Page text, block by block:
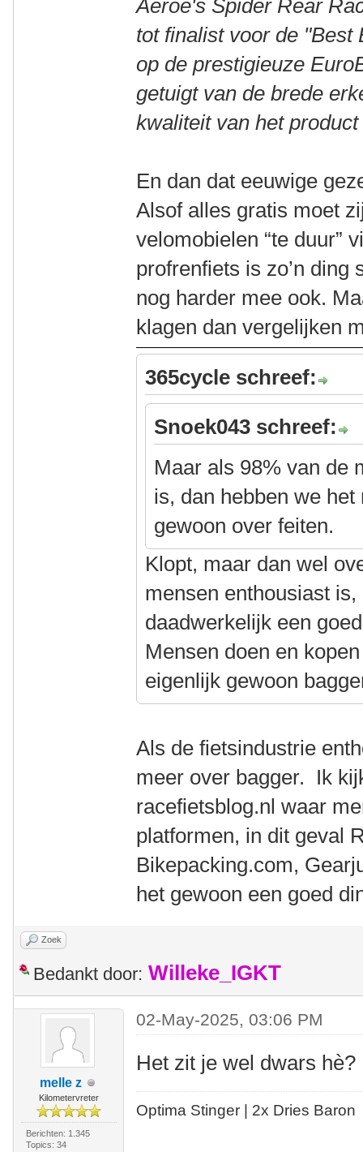
Aeroe's Spider Rear
tot finalist voor de
op de prestigieuze
getuigt van de brede
kwaliteit van het
En dan dat eeuwige
Alsof alles gratis moet
velomobielen “te duur”
profrenfiets is zo’n ding
nog harder mee ook.
klagen dan vergelijken
365cycle schreef:
Snoek043 schreef:
Maar als 98% van de
is, dan hebben we
gewoon over feiten.
Klopt, maar dan wel
mensen enthousiast
daadwerkelijk een
Mensen doen en
eigenlijk gewoon
Als de fietsindustrie
meer over bagger. Ik
racefietsblog.nl waar
platformen, in dit geval
Bikepacking.com,
het gewoon een goed
Zoek
Bedankt door: Willeke_IGKT
melle z
Kilometervreter
Berichten: 1.345
Topics: 34
02-May-2025, 03:06 PM
Het zit je wel dwars
Optima Stinger | 2x Dries Baron